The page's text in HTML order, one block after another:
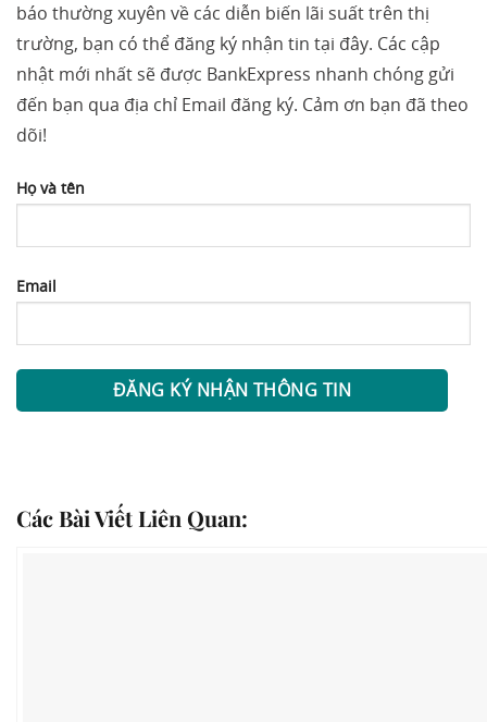
báo thường xuyên về các diễn biến lãi suất trên thị
trường, bạn có thể đăng ký nhận tin tại đây. Các cập
nhật mới nhất sẽ được BankExpress nhanh chóng gửi
đến bạn qua địa chỉ Email đăng ký. Cảm ơn bạn đã theo
dõi!
Họ và tên
Email
Các Bài Viết Liên Quan: